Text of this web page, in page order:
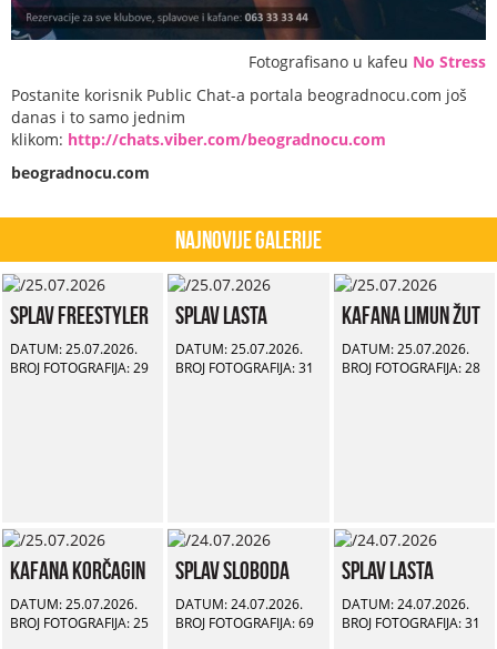
Fotografisano u kafeu No Stress
Postanite korisnik Public Chat-a portala beogradnocu.com još
danas i to samo jednim
klikom: http://chats.viber.com/beogradnocu.com
beogradnocu.com
Najnovije Galerije
Splav Freestyler
DATUM: 25.07.2026.
BROJ FOTOGRAFIJA: 29
Splav Lasta
DATUM: 25.07.2026.
BROJ FOTOGRAFIJA: 31
Kafana Limun Žut
DATUM: 25.07.2026.
BROJ FOTOGRAFIJA: 28
Kafana Korčagin
DATUM: 25.07.2026.
BROJ FOTOGRAFIJA: 25
Splav Sloboda
DATUM: 24.07.2026.
BROJ FOTOGRAFIJA: 69
Splav Lasta
DATUM: 24.07.2026.
BROJ FOTOGRAFIJA: 31